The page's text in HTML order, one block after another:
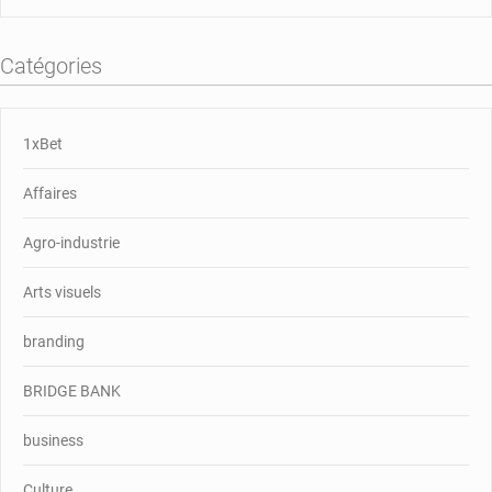
Catégories
1xBet
Affaires
Agro-industrie
Arts visuels
branding
BRIDGE BANK
business